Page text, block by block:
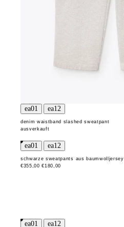
denim waistband slashed sweatpant
ausverkauft
schwarze sweatpants aus baumwolljersey
€355,00 €180,00